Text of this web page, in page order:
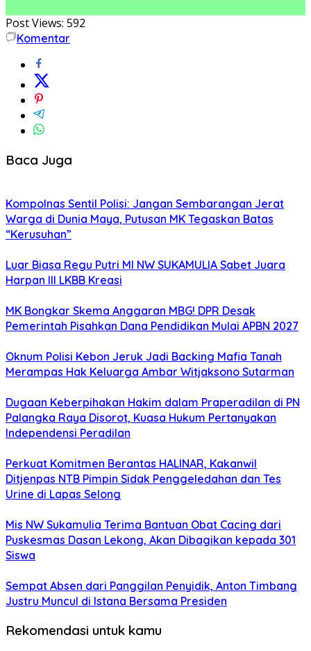
Post Views: 592
Komentar
Baca Juga
Kompolnas Sentil Polisi: Jangan Sembarangan Jerat
Warga di Dunia Maya, Putusan MK Tegaskan Batas
“Kerusuhan”
Luar Biasa Regu Putri MI NW SUKAMULIA Sabet Juara
Harpan III LKBB Kreasi
MK Bongkar Skema Anggaran MBG! DPR Desak
Pemerintah Pisahkan Dana Pendidikan Mulai APBN 2027
Oknum Polisi Kebon Jeruk Jadi Backing Mafia Tanah
Merampas Hak Keluarga Ambar Witjaksono Sutarman
Dugaan Keberpihakan Hakim dalam Praperadilan di PN
Palangka Raya Disorot, Kuasa Hukum Pertanyakan
Independensi Peradilan
Perkuat Komitmen Berantas HALINAR, Kakanwil
Ditjenpas NTB Pimpin Sidak Penggeledahan dan Tes
Urine di Lapas Selong
Mis NW Sukamulia Terima Bantuan Obat Cacing dari
Puskesmas Dasan Lekong, Akan Dibagikan kepada 301
Siswa
Sempat Absen dari Panggilan Penyidik, Anton Timbang
Justru Muncul di Istana Bersama Presiden
Rekomendasi untuk kamu